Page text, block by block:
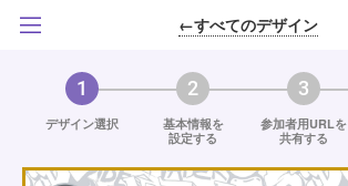
←すべてのデザイン
1
デザイン選択
2
基本情報を
設定する
3
参加者用URLを
共有する